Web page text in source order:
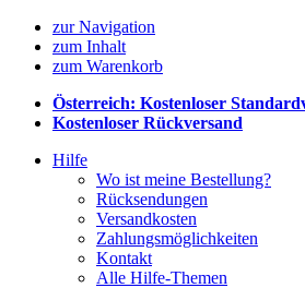
zur Navigation
zum Inhalt
zum Warenkorb
Österreich: Kostenloser
Kostenloser Rückversand
Hilfe
Wo ist meine Bestellung?
Rücksendungen
Versandkosten
Zahlungsmöglichkeiten
Kontakt
Alle Hilfe-Themen